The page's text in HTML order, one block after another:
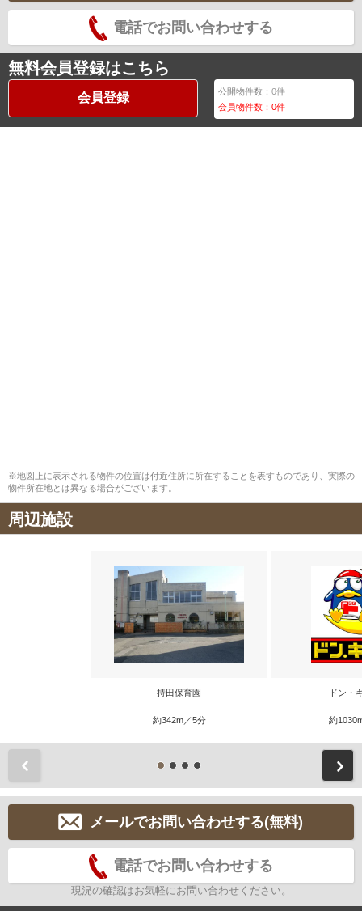
電話でお問い合わせする
無料会員登録はこちら
会員登録 公開物件数：0件
会員物件数：0件
※地図上に表示される物件の位置は付近住所に所在することを表すものであり、実際の
物件所在地とは異なる場合がございます。
周辺施設
持田保育園
約342m／5分
ドン・
約
メールでお問い合わせする(無料)
電話でお問い合わせする
現況の確認はお気軽にお問い合わせください。